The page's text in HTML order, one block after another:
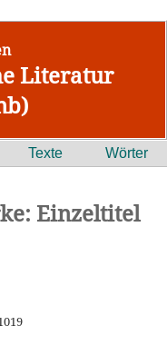
Literatur
Texte Wörter
Einzeltitel